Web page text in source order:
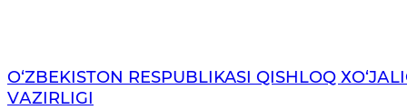
O‘ZBEKISTON RESPUBLIKASI QISHLOQ
VАZIRLIGI